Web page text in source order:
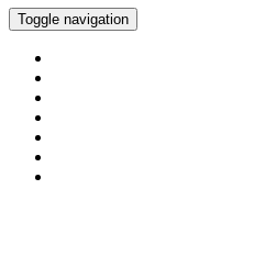
Toggle navigation